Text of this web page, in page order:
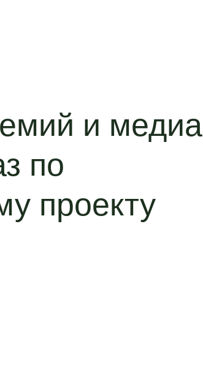
и медиа
по
проекту